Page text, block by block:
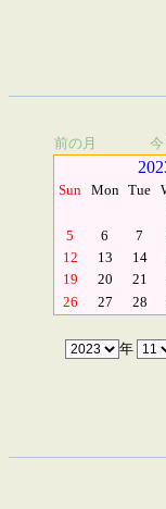
前の月 今
Sun Mon Tue
5
6 7
12
13 14
19
20 21
26
27 28
年